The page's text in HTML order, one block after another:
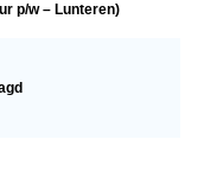
p/w – Lunteren)